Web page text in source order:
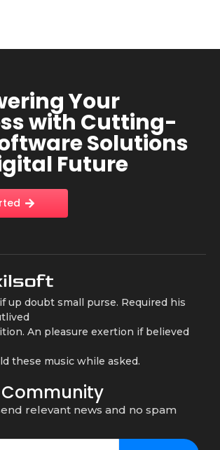
Your
with Cutting-
Solutions
Future
up doubt small purse. Required his
An pleasure exertion if believed
these music while asked.
Community
relevant news and no spam